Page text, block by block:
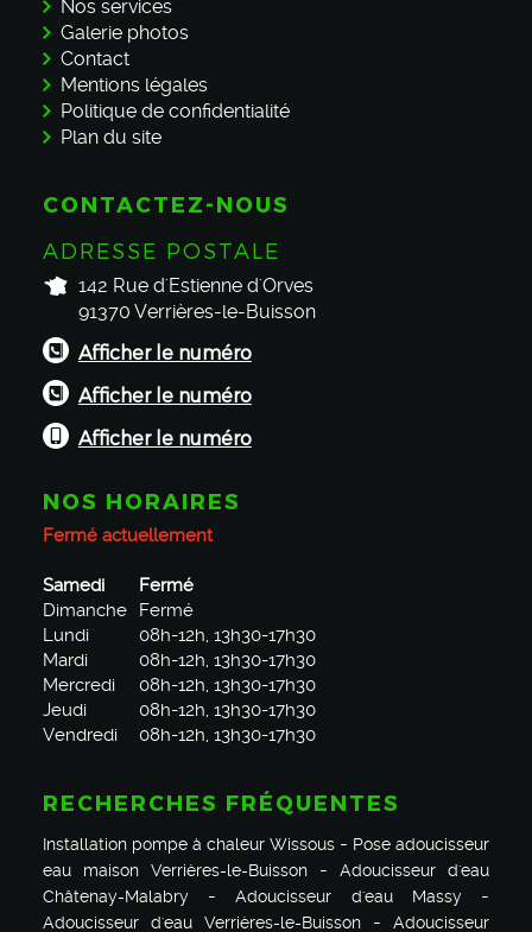
Nos services
Galerie photos
Contact
Mentions légales
Politique de confidentialité
Plan du site
CONTACTEZ-NOUS
ADRESSE POSTALE
142 Rue d'Estienne d'Orves
91370 Verrières-le-Buisson
Afficher le numéro
Afficher le numéro
Afficher le numéro
NOS HORAIRES
Fermé actuellement
Samedi
Fermé
Dimanche
Fermé
Lundi
08h-12h, 13h30-17h30
Mardi
08h-12h, 13h30-17h30
Mercredi
08h-12h, 13h30-17h30
Jeudi
08h-12h, 13h30-17h30
Vendredi
08h-12h, 13h30-17h30
RECHERCHES FRÉQUENTES
Installation pompe à chaleur Wissous
Pose adoucisseur
eau maison Verrières-le-Buisson
Adoucisseur d'eau
Châtenay-Malabry
Adoucisseur d'eau Massy
Adoucisseur d'eau Verrières-le-Buisson
Adoucisseur